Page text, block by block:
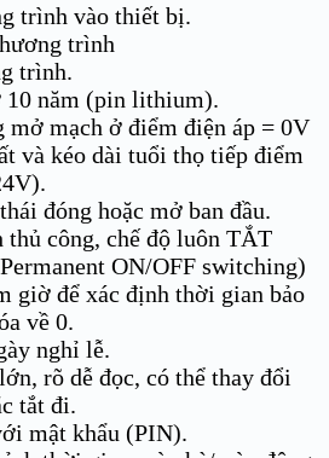
trình vào thiết bị.
trình
trình.
10 năm (pin lithium).
mở mạch ở điểm điện áp = 0V
và kéo dài tuổi thọ tiếp điểm
đóng hoặc mở ban đầu.
thủ công, chế độ luôn TẮT
ON/OFF switching)
giờ để xác định thời gian bảo
về 0.
nghỉ lễ.
rõ dễ đọc, có thể thay đổi
tắt đi.
mật khẩu (PIN).